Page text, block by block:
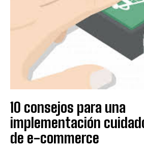
10 consejos para una
implementación
de e-commerce